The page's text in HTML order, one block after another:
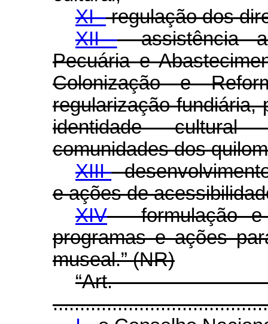
XI -regulação dos
XII- assistência
Pecuária e
Colonização e
regularização fundiária,
identidade cultural
comunidades dos
XIII-
e ações de
XIV- formulação e
programas e ações
museal.” (NR)